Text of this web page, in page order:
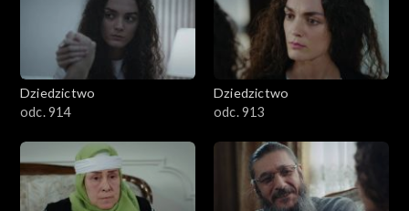
Dziedzictwo
odc. 914
Dziedzictwo
odc. 913